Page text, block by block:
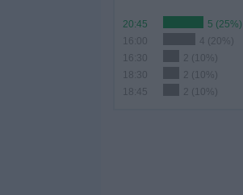
20:45
5 (25%)
16:00
4 (20%)
16:30
2 (10%)
18:30
2 (10%)
18:45
2 (10%)